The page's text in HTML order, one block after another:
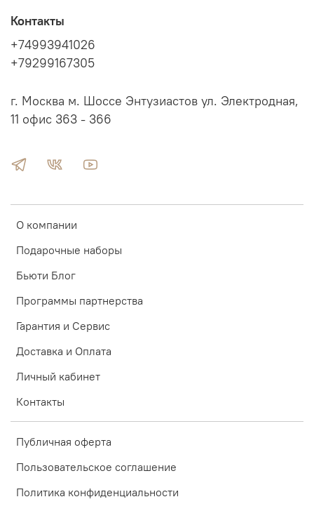
О компании
Подарочные наборы
Бьюти Блог
Программы партнерства
Гарантия и Сервис
Доставка и Оплата
Личный кабинет
Контакты
Публичная оферта
Пользовательское соглашение
Политика конфиденциальности
Контакты
+74993941026
+79299167305
г. Москва м. Шоссе Энтузиастов ул. Электродная,
11 офис 363 - 366